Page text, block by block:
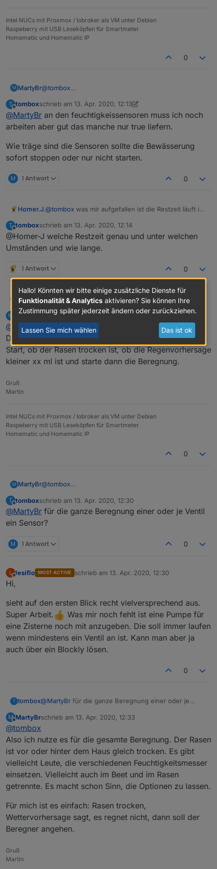
Intel NUCs mit Proxmox / Iobroker als VM unter Debian
Raspeberry mit USB Leseköpfen für Smartmeter
Homematic und Homematic IP
0
M MartyBr@tombox
installiert und die ersten vier Kreise dazu geschaltet.
Ich habe als Feuchtigkeitssensor einen umgebauten
Gardena. Er liefert true/false, keine analogen Werte.
Kann man ihn auch hier eintragen? Es sieht so aus, als
ob im Adapter Werte eingetragen werden müssen.
T
Offline
tomboxschrieb am 13. Apr. 2020, 12:13
zuletzt editiert von tombox
@MartyBr an den feuchtigkeissensoren muss ich noch
arbeiten aber gut das manche nur true liefern.
Wie träge sind die Sensoren sollte die Bewässerung
sofort stoppen oder nur nicht starten.
M 1 Antwort 0
Homer.J.@tombox was mir aufgefallen ist die Restzeit läuft im
nicht mit.
T
Offline
tomboxschrieb am 13. Apr. 2020, 12:14
zuletzt editiert von
@Homer-J welche Restzeit genau und unter welchen
Umständen und wie lange.
1 Antwort 0
tombox@MartyBr an den feuchtigkeissensoren muss ich noch
arbeiten aber gut das manche nur true liefern.
sofort stoppen oder nur nicht starten.
M
Offline
MartyBrschrieb am13. Apr. 2020, 12:21
@
tombox
Die Sensoren sind extrem träge. Ich prüfevordem
Start, ob der Rasen trocken ist, ob die Regenvorhersage
kleiner xx ml ist und starte dann die Beregnung.
Gruß
Martin
Intel NUCs mit Proxmox / Iobroker als VM unter Debian
Raspeberry mit USB Leseköpfen für Smartmeter
Homematic und Homematic IP
0
M MartyBr@tombox
Start, ob der Rasen trocken ist, ob die
Regenvorhersage kleiner xx ml ist und starte dann die
Beregnung.
T
Offline
tomboxschrieb am 13. Apr. 2020, 12:30
zuletzt editiert von
@MartyBr für die ganze Beregnung einer oder je Ventil
ein Sensor?
M 1 Antwort 0
L lesiflo MOST ACTIVE schrieb am 13. Apr. 2020, 12:30
zuletzt editiert von
Hi,
sieht auf den ersten Blick recht vielversprechend aus.
Super Arbeit.
Was mir noch fehlt ist eine Pumpe für
eine Zisterne noch mit anzugeben. Die soll immer laufen
wenn mindestens ein Ventil an ist. Kann man aber ja
auch über ein Blockly lösen.
0
T tombox@MartyBr für die ganze Beregnung einer oder je
M
Offline
MartyBrschrieb am 13. Apr. 2020, 12:33
zuletzt editiert von
@tombox
Also ich nutze es für die gesamte Beregnung. Der Rasen
ist vor oder hinter dem Haus gleich trocken. Es gibt
vielleicht Leute, die verschiedenen Feuchtigkeitsmesser
einsetzen. Vielleicht auch im Beet und im Rasen
getrennte. Es macht schon Sinn, die Optionen zu lassen.
Für mich ist es einfach: Rasen trocken,
Wettervorhersage sagt, es regnet nicht, dann soll der
Beregner angehen.
Gruß
Martin
Hallo! Könnten wir bitte einige zusätzliche Dienste für
Funktionalität & Analytics aktivieren? Sie können Ihre
Zustimmung später jederzeit ändern oder zurückziehen.
Lassen Sie mich wählen Das ist ok